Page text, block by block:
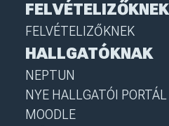
FELVÉTELIZŐKNEK
FELVÉTELIZŐKNEK
HALLGATÓKNAK
NEPTUN
NYE HALLGATÓI PORTÁL
MOODLE